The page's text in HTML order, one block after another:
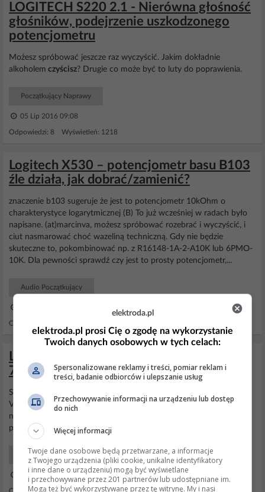
LOGITECH S220 2.1 - Nierówna głośność
głośników, podejrzenie uszkodzonego
potencjometru
Możesz spróbować jeszcze raz wyczyścić. Jakim dokładnie
alkoholem czyścisz? Drugie co może być to luty do poprawienia.
Początkujący Naprawy
05 Lip 2016 09:08
Odpowiedzi: 8 Wyświetleń: 1218
Logitech X530 – potencjometr basu B103
źle działa, jak dobrać/zamienić?
znaczenie b103 sugeruje że jest to potencjometr 10kOhm o
charakterystyce logarytmicznej (B) To już wcześniej w radach było
napisane. (at)marcinva, możesz spróbować rozebrać i wyczyścić, i
ciut nasmarować choć wazeliną techniczną. Gdy nie będzie
skuteczne to, pokombinować np. z R16148-1A-2-A10K lub 6PMO-
10K. Dla pewności sprawdź czy jest to prosty potencjometr,...
Audio Początkujący
Odpowiedzi: 16 Wyświetleń: 393
Logitech MX400 - Przetwornik ADNS
7050 nie działa, jak naprawić?
Sprawdź, czy działa na czarnym podłożu. Niektóre myszki laserowe
Vivanco traciły czułość wskutek drobin kurzu i działały wtedy tylko
na czarnej podkładce.
pewien czas działanie myszki. Pozdrawiam
Komputery Hardware
15 Wrz 2012 10:06
elektroda.pl
elektroda.pl prosi Cię o zgodę na wykorzystanie
Twoich danych osobowych w tych celach:
Spersonalizowane reklamy i treści, pomiar reklam i
treści, badanie odbiorców i ulepszanie usług
Przechowywanie informacji na urządzeniu lub dostęp
do nich
Więcej informacji
Twoje dane osobowe będą przetwarzane, a informacje
z Twojego urządzenia (pliki cookie, unikalne identyfikatory
i inne dane o urządzeniu) mogą być wyświetlane
i przechowywane przez 201 partnerów lub udostępniane im.
Mogą też być wykorzystywane przez tę witrynę. My i nasi